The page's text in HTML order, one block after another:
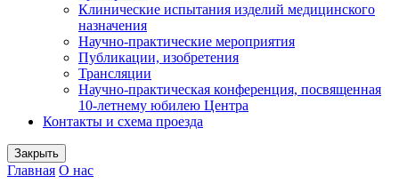
Клинические испытания изделий медицинского
назначения
Научно-практические мероприятия
Публикации, изобретения
Трансляции
Научно-практическая конференция, посвященная
10-летнему юбилею Центра
Контакты и схема проезда
Закрыть
Главная О нас